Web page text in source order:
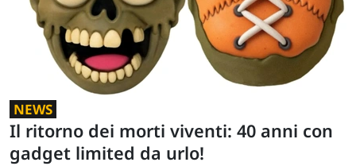
NEWS
Il ritorno dei morti viventi: 40 anni con
gadget limited da urlo!